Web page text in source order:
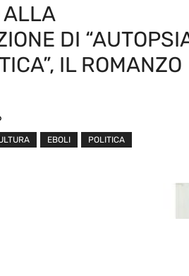
ALLA
DI
IL ROMANZO
EBOLI POLITICA